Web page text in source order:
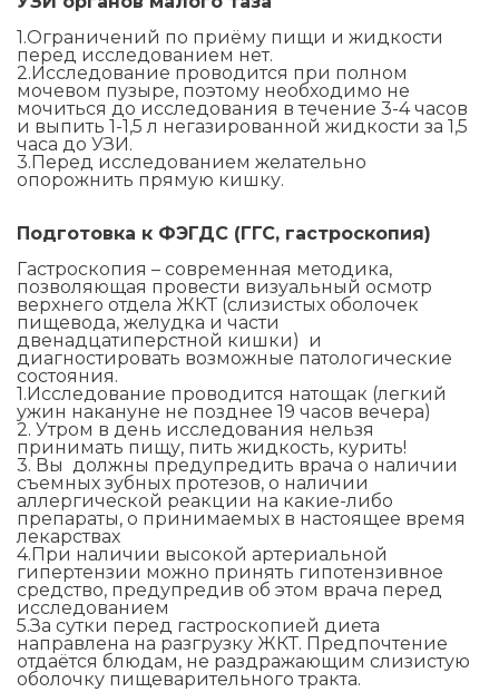
1.Ограничений по приёму пищи и жидкости
перед исследованием нет.
2.Исследование проводится при полном
мочевом пузыре, поэтому необходимо не
мочиться до исследования в течение 3-4 часов
и выпить 1-1,5 л негазированной жидкости за 1,5
часа до УЗИ.
3.Перед исследованием желательно
опорожнить прямую кишку.
Подготовка к ФЭГДС (ГГС, гастроскопия)
Гастроскопия – современная методика,
позволяющая провести визуальный осмотр
верхнего отдела ЖКТ (слизистых оболочек
пищевода, желудка и части
двенадцатиперстной кишки) и
диагностировать возможные патологические
состояния.
1.Исследование проводится натощак (легкий
ужин накануне не позднее 19 часов вечера)
2. Утром в день исследования нельзя
принимать пищу, пить жидкость, курить!
3. Вы должны предупредить врача о наличии
съемных зубных протезов, о наличии
аллергической реакции на какие-либо
препараты, о принимаемых в настоящее время
лекарствах
4.При наличии высокой артериальной
гипертензии можно принять гипотензивное
средство, предупредив об этом врача перед
исследованием
5.За сутки перед гастроскопией диета
направлена на разгрузку ЖКТ. Предпочтение
отдаётся блюдам, не раздражающим слизистую
оболочку пищеварительного тракта.